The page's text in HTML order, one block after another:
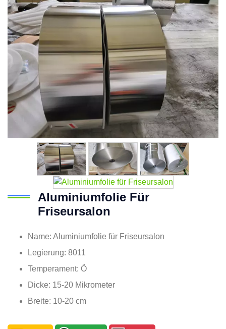
Aluminiumfolie Für
Friseursalon
Name: Aluminiumfolie für Friseursalon
Legierung: 8011
Temperament: Ö
Dicke: 15-20 Mikrometer
Breite: 10-20 cm